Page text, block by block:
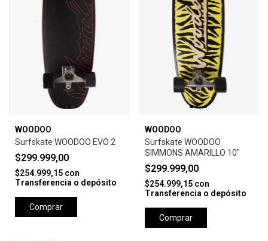
WOODOO
Surfskate WOODOO EVO 2
$299.999,00
$254.999,15 con
Transferencia o depósito
Comprar
WOODOO
Surfskate WOODOO
SIMMONS AMARILLO 10"
$299.999,00
$254.999,15 con
Transferencia o depósito
Comprar